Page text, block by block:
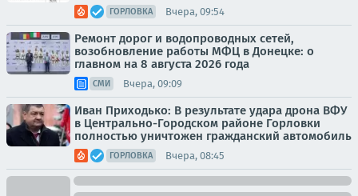
ГОРЛОВКА Вчера, 09:54
Ремонт дорог и водопроводных сетей,
возобновление работы МФЦ в Донецке: о
главном на 8 августа 2026 года
СМИ Вчера, 09:09
Иван Приходько: В результате удара дрона ВФУ
в Центрально-Городском районе Горловки
полностью уничтожен гражданский автомобиль
ГОРЛОВКА Вчера, 08:45